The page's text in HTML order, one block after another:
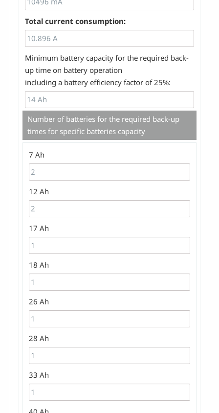
Total current consumption:
Minimum battery capacity for the required back-
up time on battery operation
including a battery efficiency factor of 25%:
Number of batteries for the required back-up
times for specific batteries capacity
7 Ah
12 Ah
17 Ah
18 Ah
26 Ah
28 Ah
33 Ah